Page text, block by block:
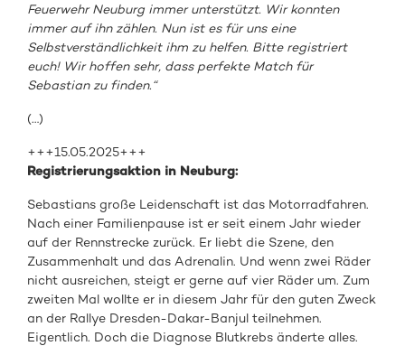
Feuerwehr Neuburg immer unterstützt. Wir konnten
immer auf ihn zählen. Nun ist es für uns eine
Selbstverständlichkeit ihm zu helfen. Bitte registriert
euch! Wir hoffen sehr, dass perfekte Match für
Sebastian zu finden.“
(…)
+++15.05.2025+++
Registrierungsaktion in Neuburg:
Sebastians große Leidenschaft ist das Motorradfahren.
Nach einer Familienpause ist er seit einem Jahr wieder
auf der Rennstrecke zurück. Er liebt die Szene, den
Zusammenhalt und das Adrenalin. Und wenn zwei Räder
nicht ausreichen, steigt er gerne auf vier Räder um. Zum
zweiten Mal wollte er in diesem Jahr für den guten Zweck
an der Rallye Dresden-Dakar-Banjul teilnehmen.
Eigentlich. Doch die Diagnose Blutkrebs änderte alles.